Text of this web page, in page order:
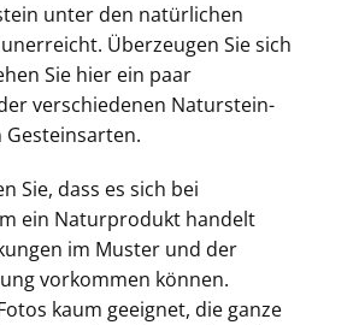
unter den natürlichen
Überzeugen Sie sich
Sie hier ein paar
verschiedenen Naturstein-
Sie, dass es sich bei
ein Naturprodukt handelt
im Muster und der
vorkommen können.
kaum geeignet, die ganze